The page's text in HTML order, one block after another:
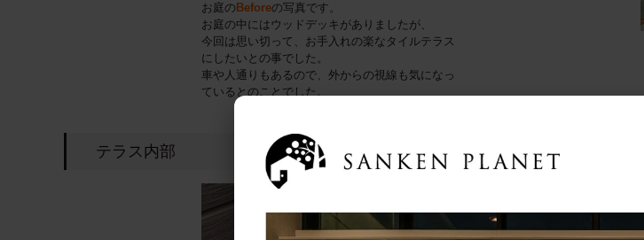
お庭の Beforeの写真です。
お庭の中にはウッドデッキがありましたが、
今回は思い切って、お手入れの楽なタイルテラス
にしたいとの事でした。
車や人通りもあるので、外からの視線も気になっ
ているとのことでした。
テラス内部